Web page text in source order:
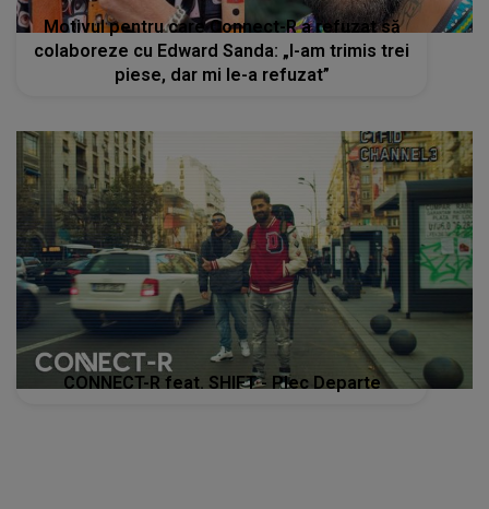
Motivul pentru care Connect-R a refuzat să
colaboreze cu Edward Sanda: „I-am trimis trei
piese, dar mi le-a refuzat”
CONNECT-R feat. SHIFT - Plec Departe